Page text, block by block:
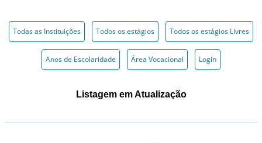
Todas as Instituições Todos os estágios Todos os estágios Livres
Anos de Escolaridade Área Vocacional Login
Listagem em Atualização